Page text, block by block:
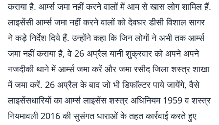
कराया है. आर्म्स जमा नहीं करने वालों में आम से खास लोग शामिल हैं.
लाइसेंसी आर्म्स जमा नहीं करने वालों को देवघर डीसी विशाल सागर
ने कड़े निर्देश दिये हैं. उन्होंने कहा कि जिन लोगों ने अभी तक आर्म्स
जमा नहीं कराया है, वे 26 अप्रैल यानी शुक्रवार को अपने अपने
नजदीकी थाने में आर्म्स जमा करें और जमा रसीद जिला शस्त्र शाखा
में जमा करें. 26 अप्रैल के बाद जो भी डिफाॅल्टर पाये जायेंगे, वैसे
लाइसेंसधारियों का आर्म्स लाइसेंस शस्त्र अधिनियम 1959 व शस्त्र
नियमावली 2016 की सुसंगत धाराओं के तहत कार्रवाई करते हुए